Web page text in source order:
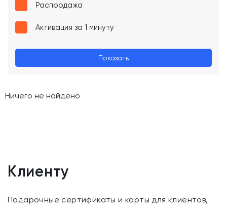
Распродажа
Активация за 1 минуту
Показать
Ничего не найдено
Клиенту
Подарочные сертификаты и карты для клиентов,